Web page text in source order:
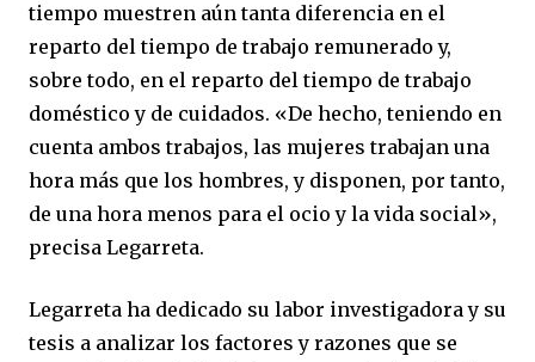
tiempo muestren aún tanta diferencia en el
reparto del tiempo de trabajo remunerado y,
sobre todo, en el reparto del tiempo de trabajo
doméstico y de cuidados. «De hecho, teniendo en
cuenta ambos trabajos, las mujeres trabajan una
hora más que los hombres, y disponen, por tanto,
de una hora menos para el ocio y la vida social»,
precisa Legarreta.
Legarreta ha dedicado su labor investigadora y su
tesis a analizar los factores y razones que se